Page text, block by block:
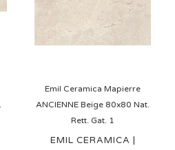
Emil Ceramica Mapierre
ANCIENNE Beige 80x80 Nat.
Rett. Gat. 1
EMIL CERAMICA |